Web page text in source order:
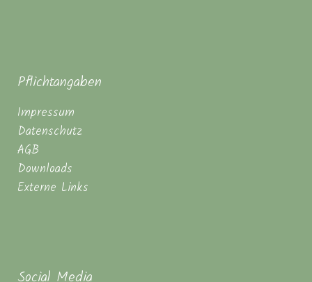
Pflichtangaben
Impressum
Datenschutz
AGB
Downloads
Externe Links